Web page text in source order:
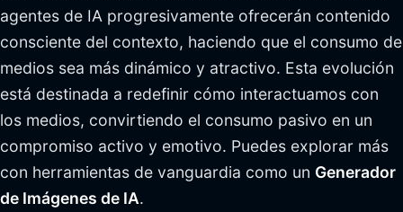
agentes de IA progresivamente ofrecerán contenido
consciente del contexto, haciendo que el consumo de
medios sea más dinámico y atractivo. Esta evolución
está destinada a redefinir cómo interactuamos con
los medios, convirtiendo el consumo pasivo en un
compromiso activo y emotivo. Puedes explorar más
con herramientas de vanguardia como un Generador
de Imágenes de IA.